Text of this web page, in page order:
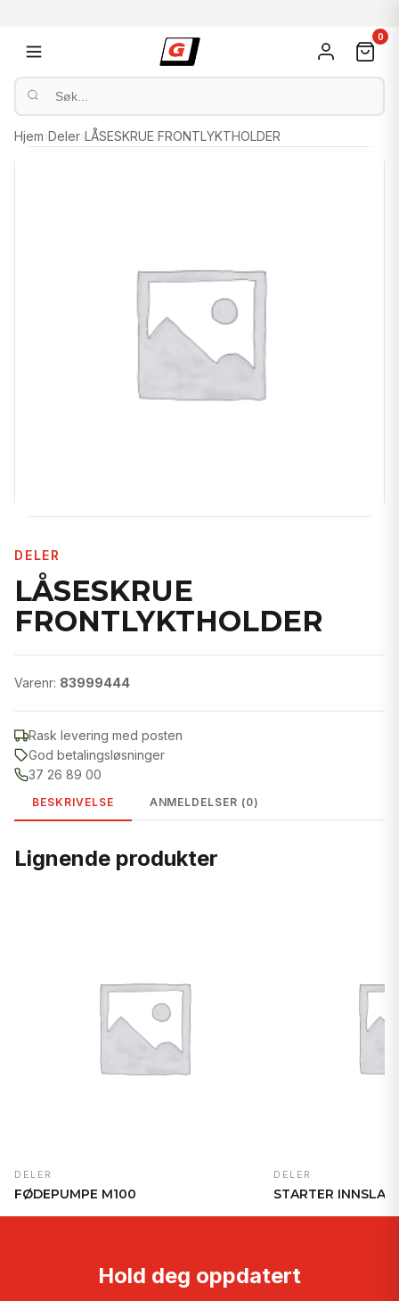
0
Hjem›Deler›LÅSESKRUE FRONTLYKTHOLDER
DELER
LÅSESKRUE
FRONTLYKTHOLDER
Varenr: 83999444
Rask levering med posten
God betalingsløsninger
37 26 89 00
BESKRIVELSE ANMELDELSER (0)
Lignende produkter
DELER
FØDEPUMPE M100
DELER
STARTER
Hold deg oppdatert